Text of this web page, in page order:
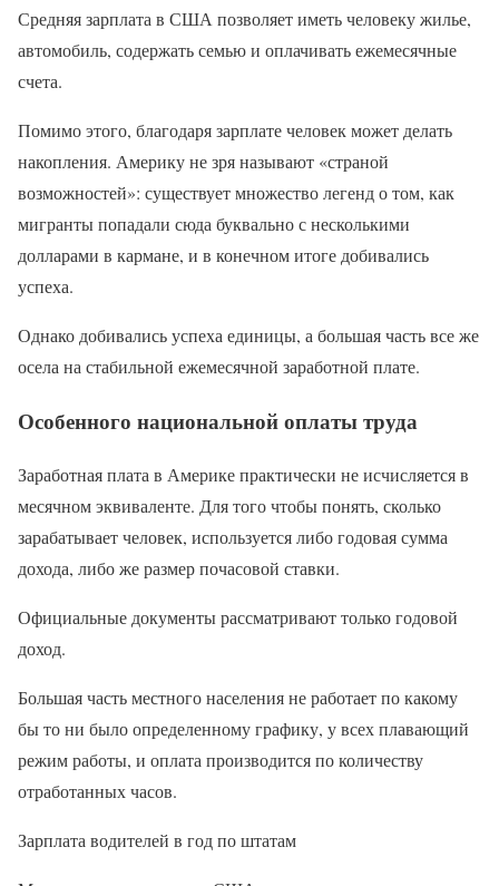
Средняя зарплата в США позволяет иметь человеку жилье,
автомобиль, содержать семью и оплачивать ежемесячные
счета.
Помимо этого, благодаря зарплате человек может делать
накопления. Америку не зря называют «страной
возможностей»: существует множество легенд о том, как
мигранты попадали сюда буквально с несколькими
долларами в кармане, и в конечном итоге добивались
успеха.
Однако добивались успеха единицы, а большая часть все же
осела на стабильной ежемесячной заработной плате.
Особенного национальной оплаты труда
Заработная плата в Америке практически не исчисляется в
месячном эквиваленте. Для того чтобы понять, сколько
зарабатывает человек, используется либо годовая сумма
дохода, либо же размер почасовой ставки.
Официальные документы рассматривают только годовой
доход.
Большая часть местного населения не работает по какому
бы то ни было определенному графику, у всех плавающий
режим работы, и оплата производится по количеству
отработанных часов.
Зарплата водителей в год по штатам